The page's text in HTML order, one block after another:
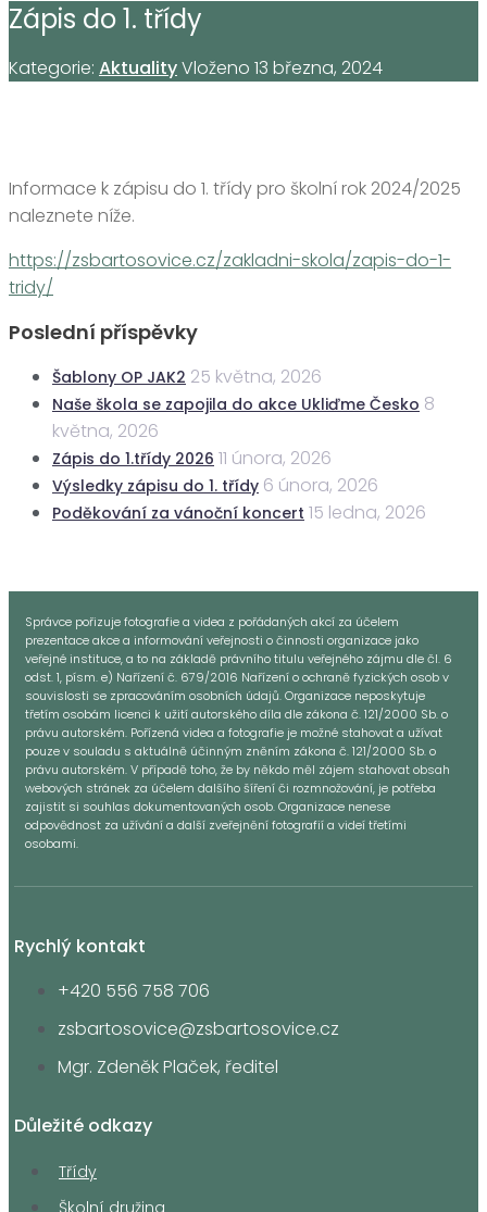
Zápis do 1. třídy
Kategorie: AktualityVloženo 13 března, 2024
Informace k zápisu do 1. třídy pro školní rok 2024/2025
naleznete níže.
https://zsbartosovice.cz/zakladni-skola/zapis-do-1-
tridy/
Poslední příspěvky
Šablony OP JAK2 25 května, 2026
Naše škola se zapojila do akce Ukliďme Česko 8
května, 2026
Zápis do 1.třídy 2026 11 února, 2026
Výsledky zápisu do 1. třídy 6 února, 2026
Poděkování za vánoční koncert 15 ledna, 2026
Správce pořizuje fotografie a videa z pořádaných akcí za účelem
prezentace akce a informování veřejnosti o činnosti organizace jako
veřejné instituce, a to na základě právního titulu veřejného zájmu dle čl. 6
odst. 1, písm. e) Nařízení č. 679/2016 Nařízení o ochraně fyzických osob v
souvislosti se zpracováním osobních údajů. Organizace neposkytuje
třetím osobám licenci k užití autorského díla dle zákona č. 121/2000 Sb. o
právu autorském. Pořízená videa a fotografie je možné stahovat a užívat
pouze v souladu s aktuálně účinným zněním zákona č. 121/2000 Sb. o
právu autorském. V případě toho, že by někdo měl zájem stahovat obsah
webových stránek za účelem dalšího šíření či rozmnožování, je potřeba
zajistit si souhlas dokumentovaných osob. Organizace nenese
odpovědnost za užívání a další zveřejnění fotografií a videí třetími
osobami.
Rychlý kontakt
+420 556 758 706
zsbartosovice@zsbartosovice.cz
Mgr. Zdeněk Plaček, ředitel
Důležité odkazy
Třídy